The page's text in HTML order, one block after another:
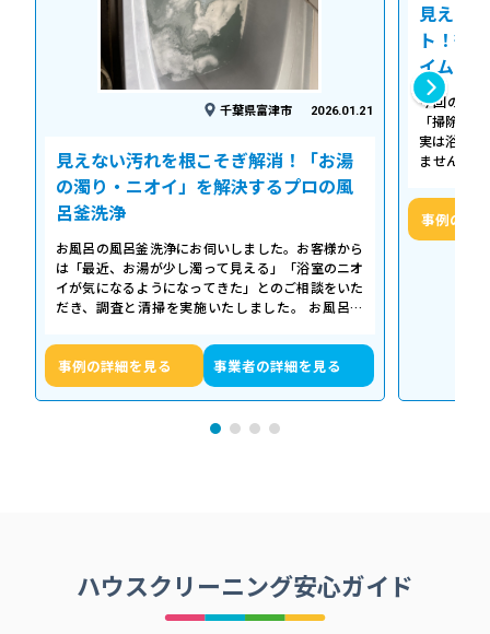
千葉県富津市 2026.01.21
見えない汚れを根こそぎ解消！「お湯
の濁り・ニオイ」を解決するプロの風
呂釜洗浄
お風呂の風呂釜洗浄にお伺いしました。お客様から
は「最近、お湯が少し濁って見える」「浴室のニオ
イが気になるようになってきた」とのご相談をいた
だき、調査と清掃を実施いたしました。 お風呂の
事例の詳細を見る 事業者の詳細を見る
見えな
ト！徹
イム
今回の作
「掃除し
実は浴槽
ません。
事例の詳
ハウスクリーニング安心ガイド